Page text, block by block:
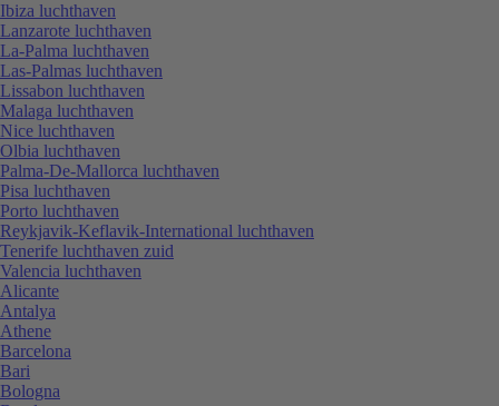
Ibiza luchthaven
Lanzarote luchthaven
La-Palma luchthaven
Las-Palmas luchthaven
Lissabon luchthaven
Malaga luchthaven
Nice luchthaven
Olbia luchthaven
Palma-De-Mallorca luchthaven
Pisa luchthaven
Porto luchthaven
Reykjavik-Keflavik-International luchthaven
Tenerife luchthaven zuid
Valencia luchthaven
Alicante
Antalya
Athene
Barcelona
Bari
Bologna